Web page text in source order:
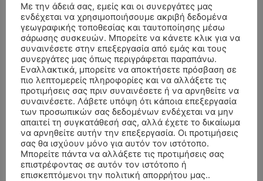
Με την άδειά σας, εμείς και οι συνεργάτες μας
ενδέχεται να χρησιμοποιήσουμε ακριβή δεδομένα
γεωγραφικής τοποθεσίας και ταυτοποίησης μέσω
σάρωσης συσκευών. Μπορείτε να κάνετε κλικ για να
συναινέσετε στην επεξεργασία από εμάς και τους
συνεργάτες μας όπως περιγράφεται παραπάνω.
Εναλλακτικά, μπορείτε να αποκτήσετε πρόσβαση σε
πιο λεπτομερείς πληροφορίες και να αλλάξετε τις
προτιμήσεις σας πριν συναινέσετε ή να αρνηθείτε να
συναινέσετε. Λάβετε υπόψη ότι κάποια επεξεργασία
των προσωπικών σας δεδομένων ενδέχεται να μην
απαιτεί τη συγκατάθεσή σας, αλλά έχετε το δικαίωμα
να αρνηθείτε αυτήν την επεξεργασία. Οι προτιμήσεις
σας θα ισχύουν μόνο για αυτόν τον ιστότοπο.
Μπορείτε πάντα να αλλάξετε τις προτιμήσεις σας
επιστρέφοντας σε αυτόν τον ιστότοπο ή
επισκεπτόμενοι την πολιτική απορρήτου μας..